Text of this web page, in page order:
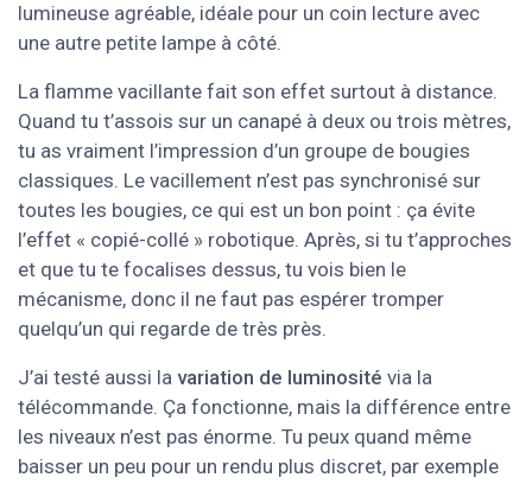
lumineuse agréable, idéale pour un coin lecture avec
une autre petite lampe à côté.
La flamme vacillante fait son effet surtout à distance.
Quand tu t’assois sur un canapé à deux ou trois mètres,
tu as vraiment l’impression d’un groupe de bougies
classiques. Le vacillement n’est pas synchronisé sur
toutes les bougies, ce qui est un bon point : ça évite
l’effet « copié-collé » robotique. Après, si tu t’approches
et que tu te focalises dessus, tu vois bien le
mécanisme, donc il ne faut pas espérer tromper
quelqu’un qui regarde de très près.
J’ai testé aussi la variation de luminosité via la
télécommande. Ça fonctionne, mais la différence entre
les niveaux n’est pas énorme. Tu peux quand même
baisser un peu pour un rendu plus discret, par exemple